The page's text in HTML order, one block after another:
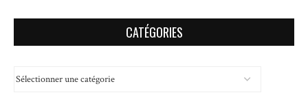
CATÉGORIES